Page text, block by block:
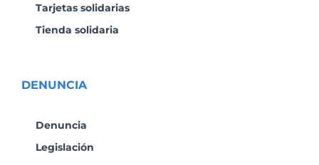
Tarjetas solidarias
Tienda solidaria
DENUNCIA
Denuncia
Legislación